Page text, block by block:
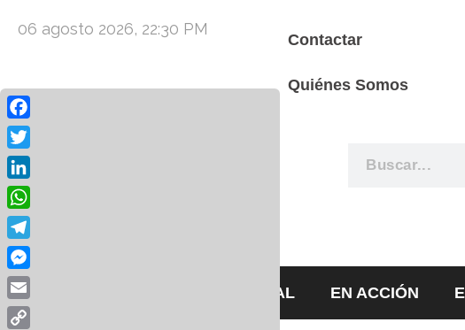
06 agosto 2026, 22:30 PM
Contactar
Quiénes Somos
EDITORIAL EN ACCIÓN
Facebook
Twitter
LinkedIn
WhatsApp
Telegram
Messenger
Email